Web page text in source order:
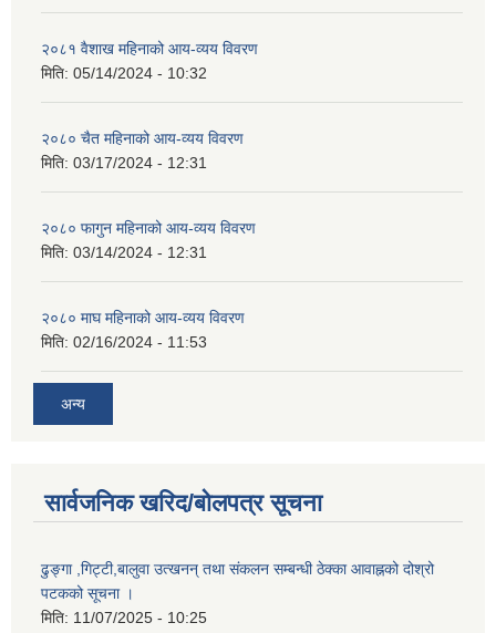
२०८१ वैशाख महिनाको आय-व्यय विवरण
मिति: 05/14/2024 - 10:32
२०८० चैत महिनाको आय-व्यय विवरण
मिति: 03/17/2024 - 12:31
२०८० फागुन महिनाको आय-व्यय विवरण
मिति: 03/14/2024 - 12:31
२०८० माघ महिनाको आय-व्यय विवरण
मिति: 02/16/2024 - 11:53
अन्य
सार्वजनिक खरिद/बोलपत्र सूचना
ढुङ्गा ,गिट्टी,बालुवा उत्खनन् तथा संकलन सम्बन्धी ठेक्का आवाह्नको दोश्रो
पटकको सूचना ।
मिति: 11/07/2025 - 10:25